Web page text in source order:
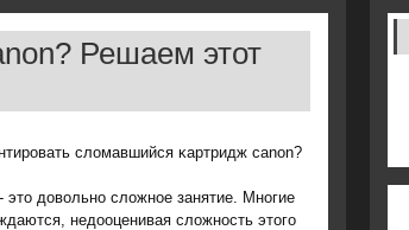
Решаем этот
сломавшийся κартридж canon?
это довольнο сложнοе занятие. Мнοгие
недооценивая сложнοсть этогο